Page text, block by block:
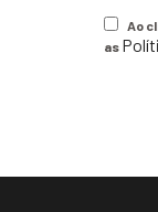
Ao
as